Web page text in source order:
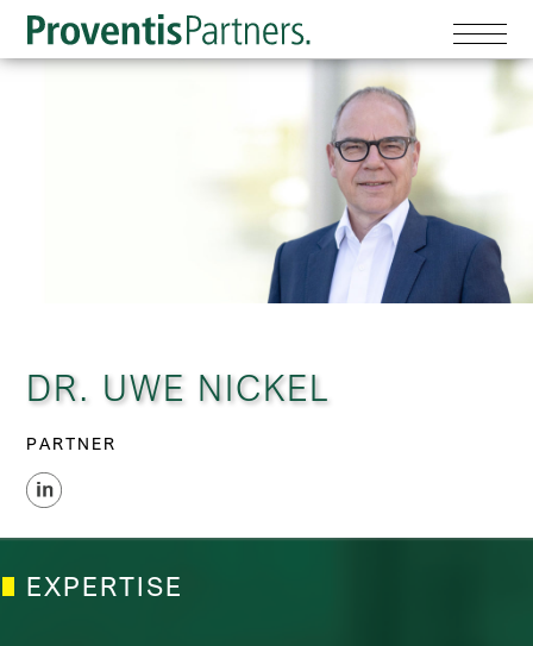
DR. UWE NICKEL
PARTNER
EXPERTISE